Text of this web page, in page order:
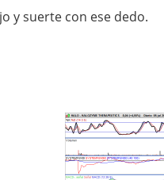
y suerte con ese dedo.